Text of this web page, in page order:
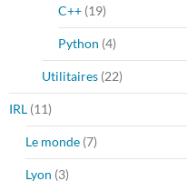
C++ (19)
Python (4)
Utilitaires (22)
IRL (11)
Le monde (7)
Lyon (3)